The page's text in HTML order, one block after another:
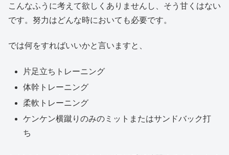
こんなふうに考えて欲しくありませんし、そう甘くはない
です。努力はどんな時においても必要です。
では何をすればいいかと言いますと、
片足立ちトレーニング
体幹トレーニング
柔軟トレーニング
ケンケン横蹴りのみのミットまたはサンドバック打
ち